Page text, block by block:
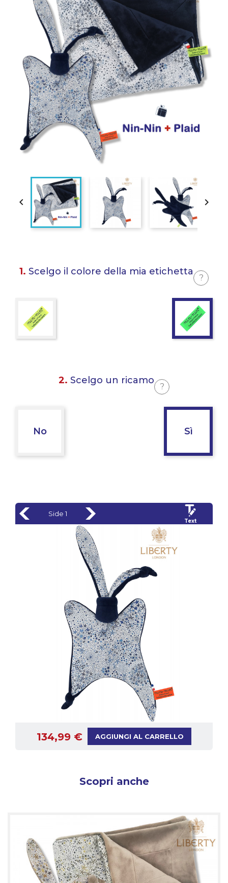
 
1. Scelgo il colore della mia etichetta
?
2. Scelgo un ricamo
?
No Sì
Side 1
Text
134,99 € AGGIUNGI AL CARRELLO
Scopri anche